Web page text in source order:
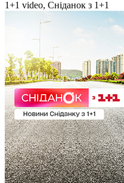
1+1 video, Сніданок з 1+1